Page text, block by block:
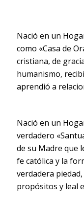
Nació en un
como «Casa de
cristiana, de
humanismo,
aprendió a
Nació en un
verdadero
de su Madre que
fe católica y la
verdadera
propósitos y leal